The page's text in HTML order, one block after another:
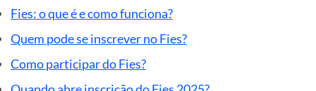
Fies: o que é e como funciona?
Quem pode se inscrever no Fies?
Como participar do Fies?